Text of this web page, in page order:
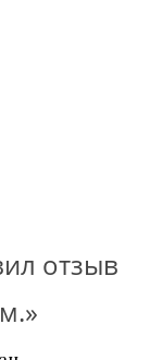
отзыв